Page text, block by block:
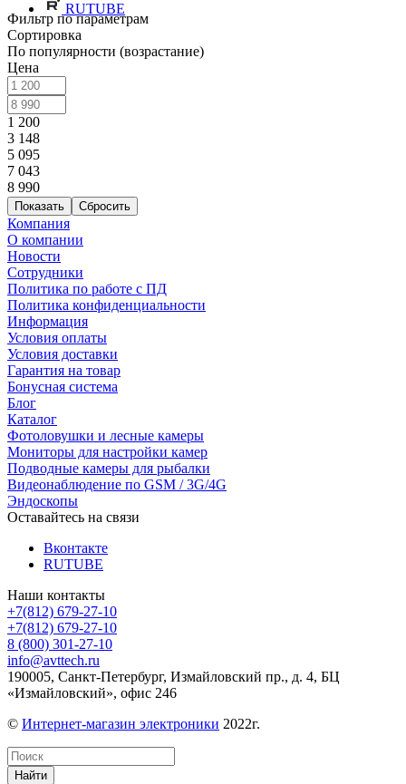
RUTUBE
Фильтр по параметрам
Сортировка
По популярности (возрастание)
Цена
1 200
3 148
5 095
7 043
8 990
Сбросить
Компания
О компании
Новости
Сотрудники
Политика по работе с ПД
Политика конфиденциальности
Информация
Условия оплаты
Условия доставки
Гарантия на товар
Бонусная система
Блог
Каталог
Фотоловушки и лесные камеры
Мониторы для настройки камер
Подводные камеры для рыбалки
Видеонаблюдение по GSM / 3G/4G
Эндоскопы
Оставайтесь на связи
Вконтакте
RUTUBE
Наши контакты
+7(812) 679-27-10
+7(812) 679-27-10
8 (800) 301-27-10
info@avttech.ru
190005, Санкт-Петербург, Измайловский пр., д. 4, БЦ
«Измайловский», офис 246
© Интернет-магазин электроники 2022г.
Найти